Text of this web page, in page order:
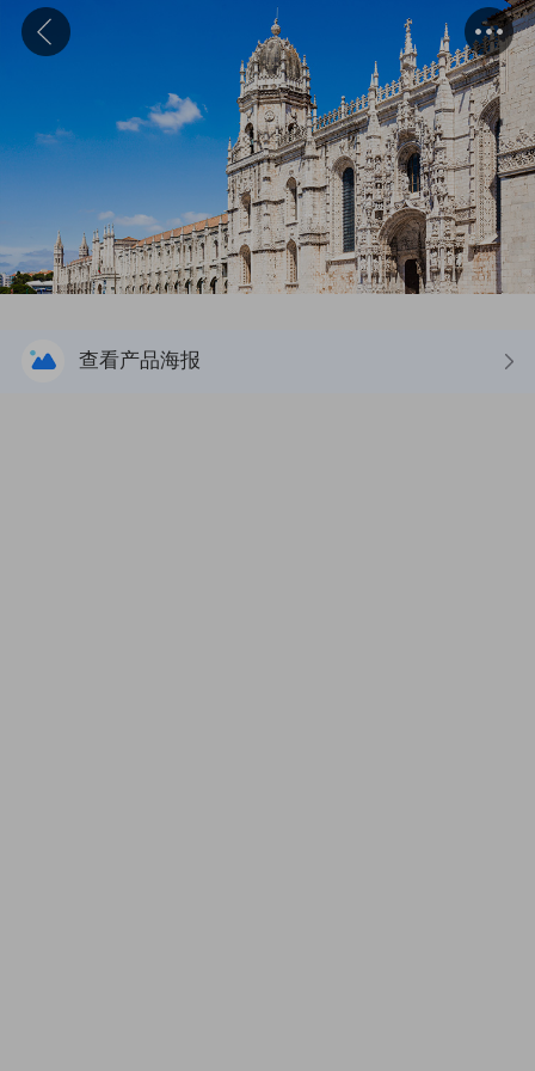
查看产品海报